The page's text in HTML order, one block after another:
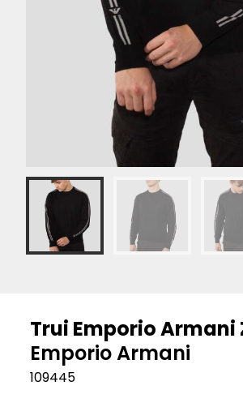
Trui Emporio Armani
Emporio Armani
109445